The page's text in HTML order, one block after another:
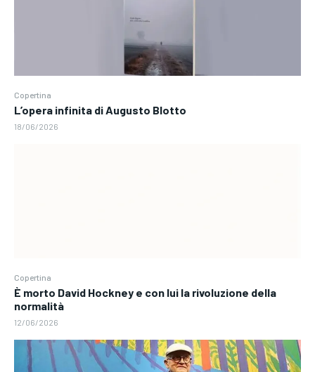
Copertina
L’opera infinita di Augusto Blotto
18/06/2026
Copertina
È morto David Hockney e con lui la rivoluzione della
normalità
12/06/2026